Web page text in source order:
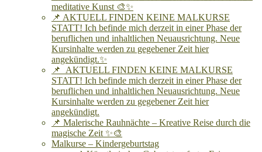
meditative Kunst 🎨✨
📌 AKTUELL FINDEN KEINE MALKURSE
STATT! Ich befinde mich derzeit in einer Phase der
beruflichen und inhaltlichen Neuausrichtung. Neue
Kursinhalte werden zu gegebener Zeit hier
angekündigt.✨
📌 AKTUELL FINDEN KEINE MALKURSE
STATT! Ich befinde mich derzeit in einer Phase der
beruflichen und inhaltlichen Neuausrichtung. Neue
Kursinhalte werden zu gegebener Zeit hier
angekündigt.
📌 Malerische Rauhnächte – Kreative Reise durch die
magische Zeit ✨🎨
Malkurse – Kindergeburtstag